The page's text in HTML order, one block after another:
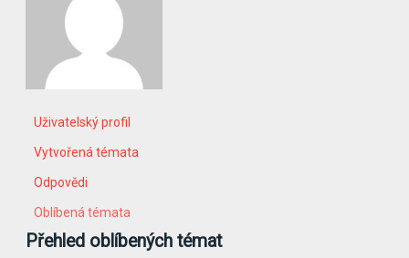
Uživatelský profil
Vytvořená témata
Odpovědi
Oblíbená témata
Přehled oblíbených témat